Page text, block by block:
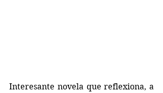
Interesante novela que reflexiona, a